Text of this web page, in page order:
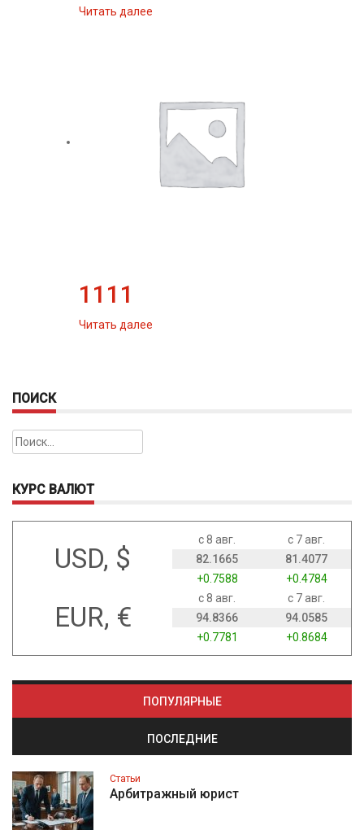
Читать далее
1111
Читать далее
ПОИСК
Найти:
КУРС ВАЛЮТ
USD, $
с 8 авг.
с 7 авг.
82.1665
81.4077
+0.7588
+0.4784
EUR, €
с 8 авг.
с 7 авг.
94.8366
94.0585
+0.7781
+0.8684
ПОПУЛЯРНЫЕ
ПОСЛЕДНИЕ
Статьи
Арбитражный юрист